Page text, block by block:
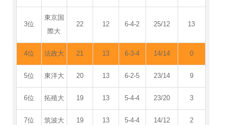
3位
東京国
際大
22 12 6-4-2 25/12 13
4位 法政大 21 13 6-3-4 14/14 0
5位 東洋大 20 13 6-2-5 23/14 9
6位 拓殖大 19 13 5-4-4 23/20 3
7位 筑波大 19 13 5-4-4 14/12 2